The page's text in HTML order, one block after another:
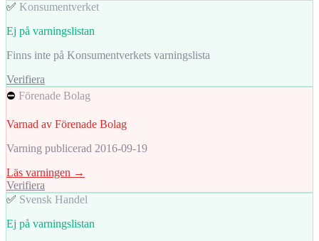
✅ Konsumentverket
Ej på varningslistan
Finns inte på Konsumentverkets varningslista
Verifiera
⛔ Förenade Bolag
Varnad av Förenade Bolag
Varning publicerad 2016-09-19
Läs varningen →
Verifiera
✅ Svensk Handel
Ej på varningslistan